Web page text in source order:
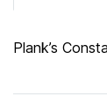
Plank’s